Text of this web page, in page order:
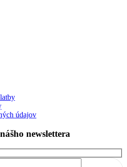
údajov
newslettera